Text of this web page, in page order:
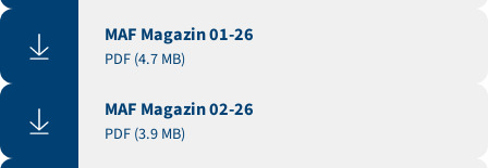
MAF Magazin 01-26
PDF (4.7 MB)
MAF Magazin 02-26
PDF (3.9 MB)